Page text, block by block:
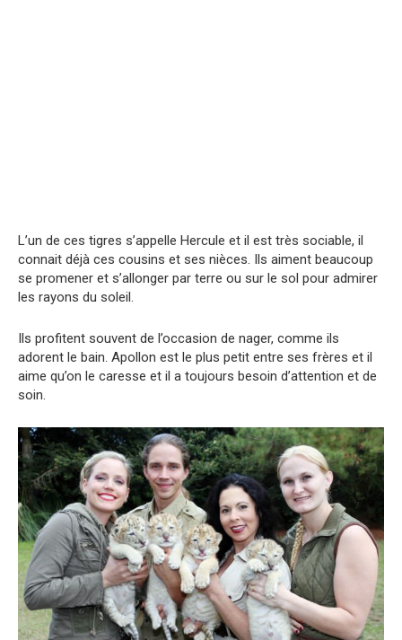
L’un de ces tigres s’appelle Hercule et il est très sociable, il
connait déjà ces cousins et ses nièces. Ils aiment beaucoup
se promener et s’allonger par terre ou sur le sol pour admirer
les rayons du soleil.
Ils profitent souvent de l’occasion de nager, comme ils
adorent le bain. Apollon est le plus petit entre ses frères et il
aime qu’on le caresse et il a toujours besoin d’attention et de
soin.